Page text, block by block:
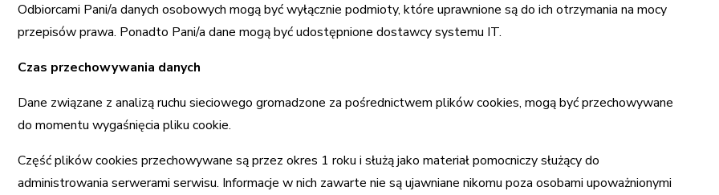
Odbiorcami Pani/a danych osobowych mogą być wyłącznie podmioty, które uprawnione są do ich otrzymania na mocy
przepisów prawa. Ponadto Pani/a dane mogą być udostępnione dostawcy systemu IT.
Czas przechowywania danych
Dane związane z analizą ruchu sieciowego gromadzone za pośrednictwem plików cookies, mogą być przechowywane
do momentu wygaśnięcia pliku cookie.
Część plików cookies przechowywane są przez okres 1 roku i służą jako materiał pomocniczy służący do
administrowania serwerami serwisu. Informacje w nich zawarte nie są ujawniane nikomu poza osobami upoważnionymi